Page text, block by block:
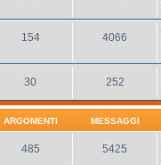
154 4066
30 252
ARGOMENTI MESSAGGI
485 5425